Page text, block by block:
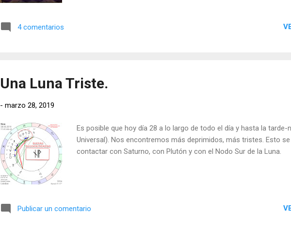
4 comentarios
Una Luna Triste.
- marzo 28, 2019
Es posible que hoy día 28 a lo largo de todo el día y hasta la tarde-
Universal). Nos encontremos más deprimidos, más tristes. Esto
contactar con Saturno, con Plutón y con el Nodo Sur de la Luna.
Publicar un comentario